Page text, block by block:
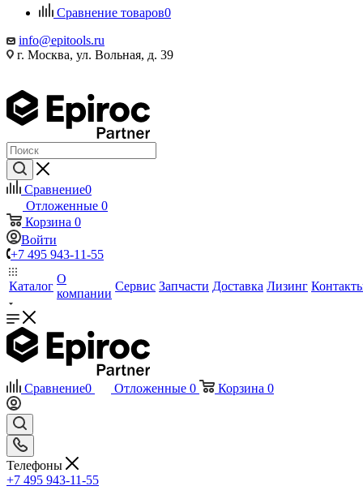
Сравнение товаров0
info@epitools.ru
г. Москва, ул. Вольная, д. 39
Сравнение0
Отложенные 0
Корзина 0
Войти
+7 495 943-11-55
Каталог
О
компании
Сервис Запчасти Доставка Лизинг
Сравнение0 Отложенные 0 Корзина 0
Телефоны
+7 495 943-11-55